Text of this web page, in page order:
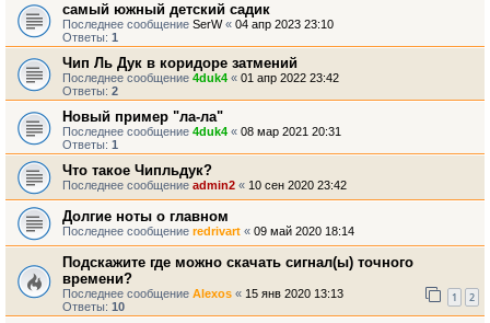
самый южный детский садик
Последнее сообщение SerW« 04 апр 2023 23:10
Ответы: 1
Чип Ль Дук в коридоре затмений
Последнее сообщение 4duk4 « 01 апр 2022 23:42
Ответы: 2
Новый пример "ла-ла"
Последнее сообщение 4duk4 « 08 мар 2021 20:31
Ответы: 1
Что такое Чипльдук?
Последнее сообщение admin2 « 10 сен 2020 23:42
Долгие ноты о главном
Последнее сообщение redrivart « 09 май 2020 18:14
Подскажите где можно скачать сигнал(ы) точного
времени?
Последнее сообщение Alexos « 15 янв 2020 13:13
Ответы: 10
1 2